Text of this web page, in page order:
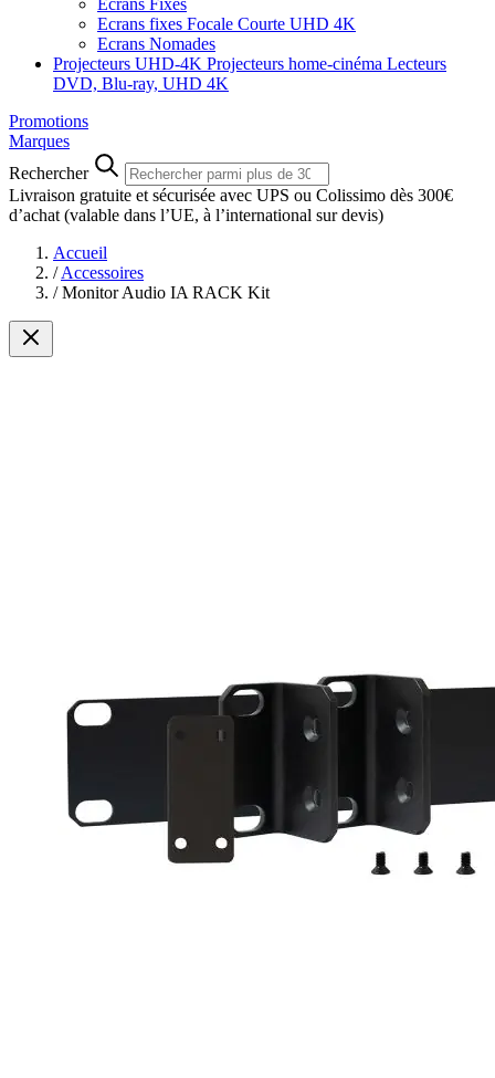
Ecrans Fixes
Ecrans fixes Focale Courte UHD 4K
Ecrans Nomades
Projecteurs UHD-4K Projecteurs home-cinéma Lecteurs
DVD, Blu-ray, UHD 4K
Promotions
Marques
Rechercher
Livraison gratuite et sécurisée avec UPS ou Colissimo dès 300€
d’achat (valable dans l’UE, à l’international sur devis)
Accueil
/ Accessoires
/ Monitor Audio IA RACK Kit